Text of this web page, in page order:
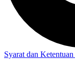
Syarat dan Ketentuan